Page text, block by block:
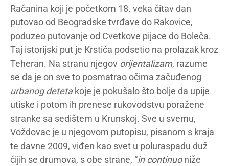
Račanina koji je početkom 18. veka čitav dan
putovao od Beogradske tvrđave do Rakovice,
poduzeo putovanje od Cvetkove pijace do Boleča.
Taj istorijski put je Krstića podsetio na prolazak kroz
Teheran. Na stranu njegov orijentalizam, razume
se da je on sve to posmatrao očima začuđenog
urbanog detetakoje je pokušalo što bolje da upije
utiske i potom ih prenese rukovodstvu poražene
stranke sa sedištem u Krunskoj. Sve u svemu,
Voždovac je u njegovom putopisu, pisanom s kraja
te davne 2009, viđen kao svet u poluraspadu duž
čijih se drumova, s obe strane, “in continuoniže